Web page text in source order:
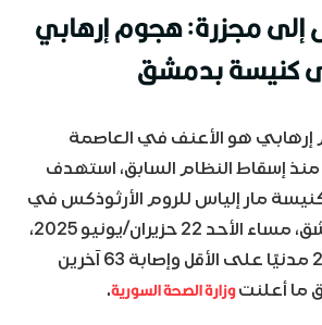
مجزرة: هجوم إرهابي
كنيسة بدمشق
هو الأعنف في العاصمة
منذ إسقاط النظام السابق، استهدف
مار إلياس للروم الأرثوذكس في
حي الدويلعة بدمشق، مساء الأحد 22 حزيران/يونيو 2025،
ما أسفر عن مقتل 25 مدنيًا على الأقل وإصابة 63 آخرين
ما أعلنتوزارة الصحة السورية.